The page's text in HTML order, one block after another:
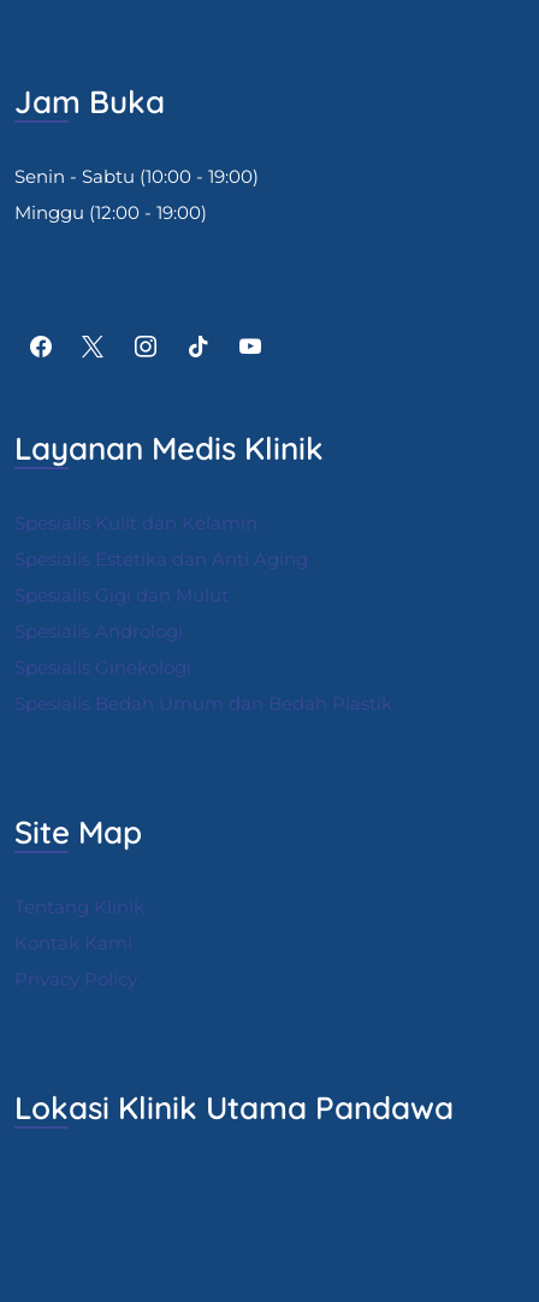
Jam Buka
Senin - Sabtu (10:00 - 19:00)
Minggu (12:00 - 19:00)
Layanan Medis Klinik
Spesialis Kulit dan Kelamin
Spesialis Estetika dan Anti Aging
Spesialis Gigi dan Mulut
Spesialis Andrologi
Spesialis Ginekologi
Spesialis Bedah Umum dan Bedah Plastik
Site Map
Tentang Klinik
Kontak Kami
Privacy Policy
Lokasi Klinik Utama Pandawa